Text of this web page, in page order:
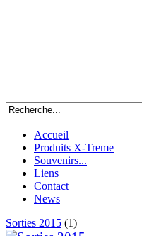
Accueil
Produits X-Treme
Souvenirs...
Liens
Contact
News
Sorties 2015 (1)